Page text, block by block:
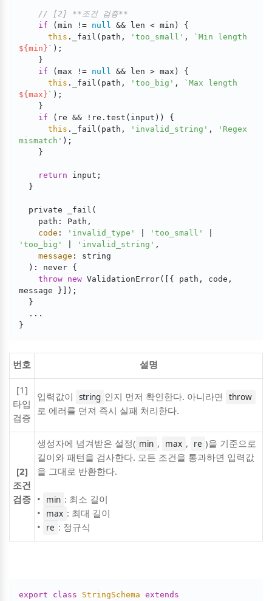
// [2] **조건 검증**
if (min != null && len < min) {
this ._fail(path, 'too_small' ,
${min} ` );
if (max != null && len > max) {
this ._fail(path, 'too_big' ,
${max} ` );
if (re && !re.test(input)) {
this ._fail(path, 'invalid_string' ,
'Regex
mismatch' );
return input;
code : 'invalid_type' 'too_small'
'too_big'
'invalid_string' ,
message : string
throw new ValidationError([{ path, code,
message }]);
번호 설명
[1]
타입
검증
입력값이 string 인지 먼저 확인한다. 아니라면 throw
로 에러를 던져 즉시 실패 처리한다.
[2]
조건
검증
생성자에 넘겨받은 설정( min , max , re )을 기준으로
길이와 패턴을 검사한다. 모든 조건을 통과하면 입력값
을 그대로 반환한다.
• min : 최소 길이
•
max : 최대 길이
•
re : 정규식
export class StringSchema extends